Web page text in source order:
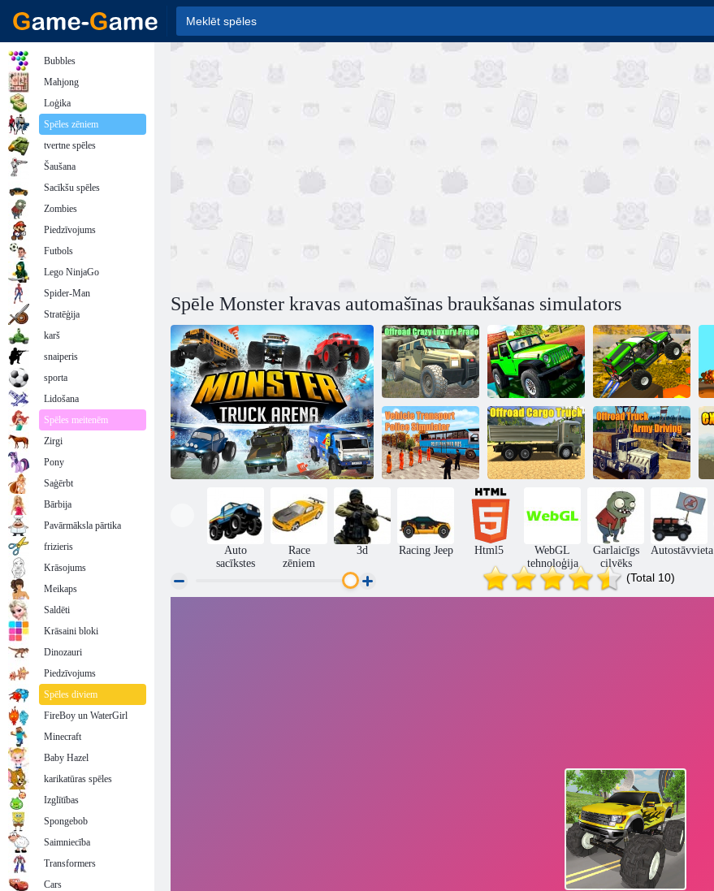
Spēle Monster kravas automašīnas braukšanas simulators
Bezceļa traks
luksusa prado
Kāpiens kalnā
4x4
Monster Jeep
triki
transporta
policijas
simulators
Bezceļu kravas
automašīna 2024
Bezceļu kravas
automašīnu
armijas vadīšana
Auto
sacīkstes
Race
zēniem
3d Racing Jeep Html5
WebGL
tehnoloģija
Garlaicīgs
cilvēks
Autostāvvieta
(Total 10)
Bubbles
Mahjong
Loģika
Spēles zēniem
tvertne spēles
Šaušana
Sacīkšu spēles
Zombies
Piedzīvojums
Futbols
Lego NinjaGo
Spider-Man
Stratēģija
karš
snaiperis
sporta
Lidošana
Spēles meitenēm
Zirgi
Pony
Saģērbt
Bārbija
Pavārmāksla pārtika
frizieris
Krāsojums
Meikaps
Saldēti
Krāsaini bloki
Dinozauri
Piedzīvojums
Spēles diviem
FireBoy un WaterGirl
Minecraft
Baby Hazel
karikatūras spēles
Izglītības
Spongebob
Saimniecība
Transformers
Cars